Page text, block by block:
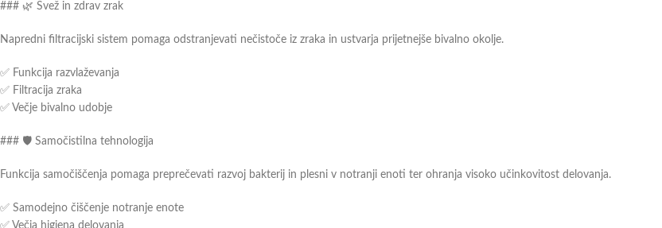
### 🌿 Svež in zdrav zrak
Napredni filtracijski sistem pomaga odstranjevati nečistoče iz zraka in ustvarja prijetnejše bivalno okolje.
✅ Funkcija razvlaževanja
✅ Filtracija zraka
✅ Večje bivalno udobje
### 🛡️ Samočistilna tehnologija
Funkcija samočiščenja pomaga preprečevati razvoj bakterij in plesni v notranji enoti ter ohranja visoko učinkovitost delovanja.
✅ Samodejno čiščenje notranje enote
✅ Večja higiena delovanja